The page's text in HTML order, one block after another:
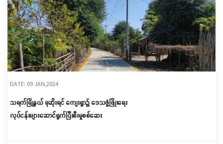
DATE: 09 JAN,2024
သရက်မြို့နယ် မုဆိုးရင် ကျေးရွာ၌ ဒေသဖွံ့ဖြိုးရေး
လုပ်ငန်းများဆောင်ရွက်ပြီးစီးမှုစစ်ဆေး